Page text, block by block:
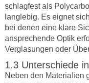
schlagfest als
langlebig. Es eignet
bei denen eine klare
ansprechende Optik
Verglasungen oder
Unterschiede
Neben den Materialien